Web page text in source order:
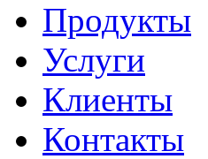
Продукты
Услуги
Клиенты
Контакты